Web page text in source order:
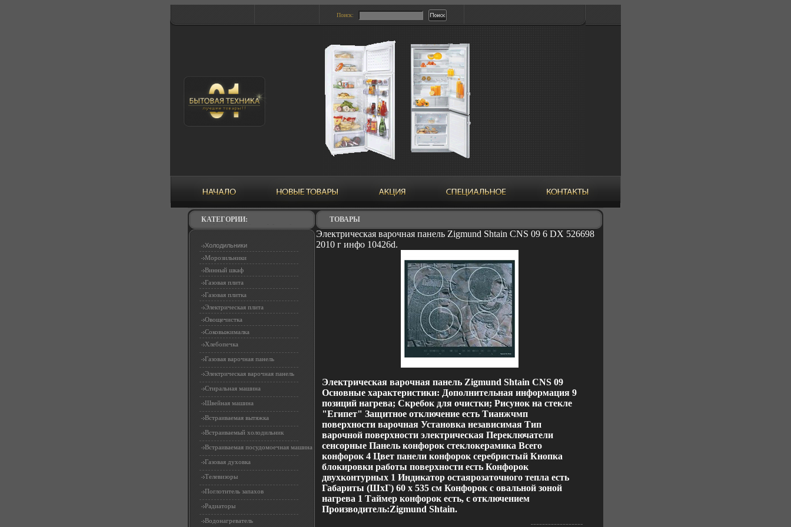
Поиск:
КАТЕГОРИИ:
Холодильники
Морозильники
Винный шкаф
Газовая плита
Газовая плитка
Электрическая плита
Овощечистка
Соковыжималка
Хлебопечка
Газовая варочная панель
Электрическая варочная панель
Стиральная машина
Швейная машина
Встраиваемая вытяжка
Встраиваемый холодильник
Встраиваемая посудомоечная машина
Газовая духовка
Телевизоры
Поглотитель запахов
Радиаторы
Водонагреватель
ТОВАРЫ
Электрическая варочная панель Zigmund Shtain CNS 09 6 DX 526698
2010 г инфо 10426d.
Электрическая варочная панель Zigmund Shtain CNS 09
Основные характеристики: Дополнительная информация 9
позиций нагрева; Скребок для очистки; Рисунок на стекле
"Египет" Защитное отключение есть Тианжчмп
поверхности варочная Установка независимая Тип
варочной поверхности электрическая Переключатели
сенсорные Панель конфорок стеклокерамика Всего
конфорок 4 Цвет панели конфорок серебристый Кнопка
блокировки работы поверхности есть Конфорок
двухконтурных 1 Индикатор остаярозаточного тепла есть
Габариты (ШхГ) 60 x 535 см Конфорок с овальной зоной
нагрева 1 Таймер конфорок есть, с отключением
Производитель:Zigmund Shtain.